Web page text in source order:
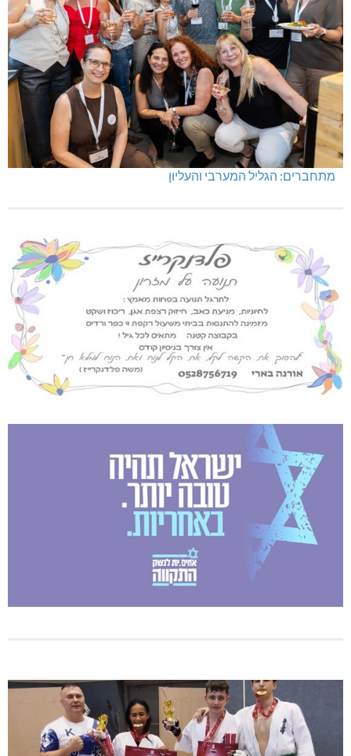
מתחברים: הגליל המערבי והעליון